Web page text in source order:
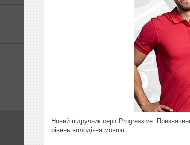
Новий підручник серії Progressive.
рівень володіння мовою.